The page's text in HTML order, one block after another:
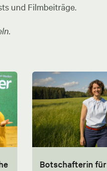
und Filmbeiträge.
Botschafterin für